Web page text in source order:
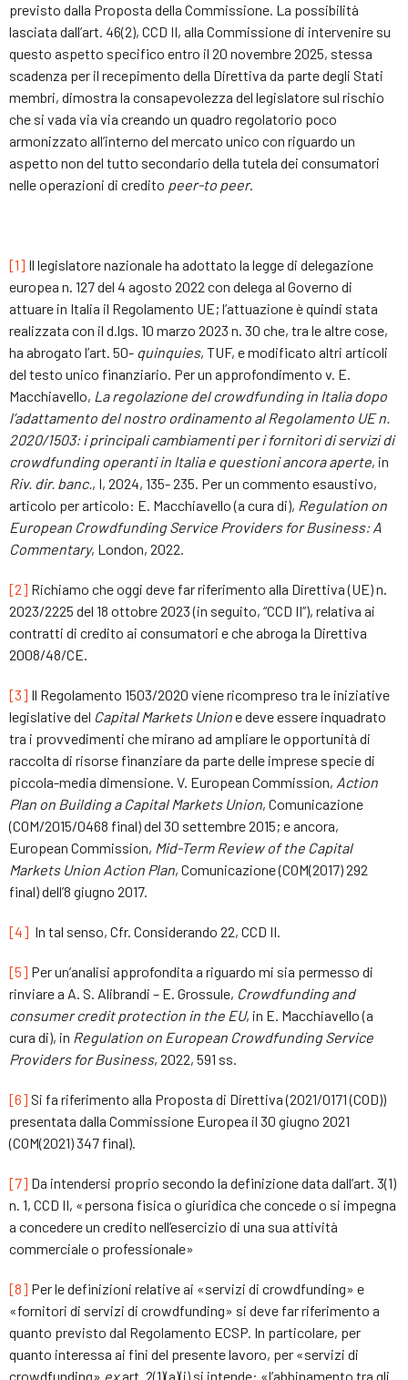
previsto dalla Proposta della Commissione. La possibilità
lasciata dall’art. 46(2), CCD II, alla Commissione di intervenire su
questo aspetto specifico entro il 20 novembre 2025, stessa
scadenza per il recepimento della Direttiva da parte degli Stati
membri, dimostra la consapevolezza del legislatore sul rischio
che si vada via via creando un quadro regolatorio poco
armonizzato all’interno del mercato unico con riguardo un
aspetto non del tutto secondario della tutela dei consumatori
nelle operazioni di credito peer-to peer.
[1] Il legislatore nazionale ha adottato la legge di delegazione
europea n. 127 del 4 agosto 2022 con delega al Governo di
attuare in Italia il Regolamento UE; l’attuazione è quindi stata
realizzata con il d.lgs. 10 marzo 2023 n. 30 che, tra le altre cose,
ha abrogato l’art. 50- quinquies, TUF, e modificato altri articoli
del testo unico finanziario. Per un approfondimento v. E.
Macchiavello, La regolazione del crowdfunding in Italia dopo
l’adattamento del nostro ordinamento al Regolamento UE n.
2020/1503: i principali cambiamenti per i fornitori di servizi di
crowdfunding operanti in Italia e questioni ancora aperte, in
Riv. dir. banc., I, 2024, 135- 235. Per un commento esaustivo,
articolo per articolo: E. Macchiavello (a cura di), Regulation on
European Crowdfunding Service Providers for Business: A
Commentary, London, 2022.
[2] Richiamo che oggi deve far riferimento alla Direttiva (UE) n.
2023/2225 del 18 ottobre 2023 (in seguito, “CCD II”), relativa ai
contratti di credito ai consumatori e che abroga la Direttiva
2008/48/CE.
[3] Il Regolamento 1503/2020 viene ricompreso tra le iniziative
legislative del Capital Markets Unione deve essere inquadrato
tra i provvedimenti che mirano ad ampliare le opportunità di
raccolta di risorse finanziare da parte delle imprese specie di
piccola-media dimensione. V. European Commission, Action
Plan on Building a Capital Markets Union, Comunicazione
(COM/2015/0468 final) del 30 settembre 2015; e ancora,
European Commission, Mid-Term Review of the Capital
Markets Union Action Plan, Comunicazione (COM(2017) 292
final) dell’8 giugno 2017.
[4] In tal senso, Cfr. Considerando 22, CCD II.
[5] Per un’analisi approfondita a riguardo mi sia permesso di
rinviare a A. S. Alibrandi – E. Grossule, Crowdfunding and
consumer credit protection in the EU, in E. Macchiavello (a
cura di), in Regulation on European Crowdfunding Service
Providers for Business, 2022, 591 ss.
[6] Si fa riferimento alla Proposta di Direttiva (2021/0171 (COD))
presentata dalla Commissione Europea il 30 giugno 2021
(COM(2021) 347 final).
[7] Da intendersi proprio secondo la definizione data dall’art. 3(1)
n. 1, CCD II, «persona fisica o giuridica che concede o si impegna
a concedere un credito nell’esercizio di una sua attività
commerciale o professionale»
[8] Per le definizioni relative ai «servizi di crowdfunding» e
«fornitori di servizi di crowdfunding» si deve far riferimento a
quanto previsto dal Regolamento ECSP. In particolare, per
quanto interessa ai fini del presente lavoro, per «servizi di
crowdfunding» exart. 2(1)(a)(i) si intende: «l’abbinamento tra gli